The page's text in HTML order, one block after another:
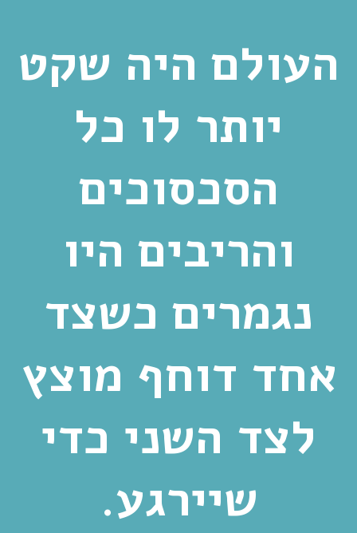
העולם היה שקט
יותר לו כל
הסכסוכים
והריבים היו
נגמרים כשצד
אחד דוחף מוצץ
לצד השני כדי
שיירגע.